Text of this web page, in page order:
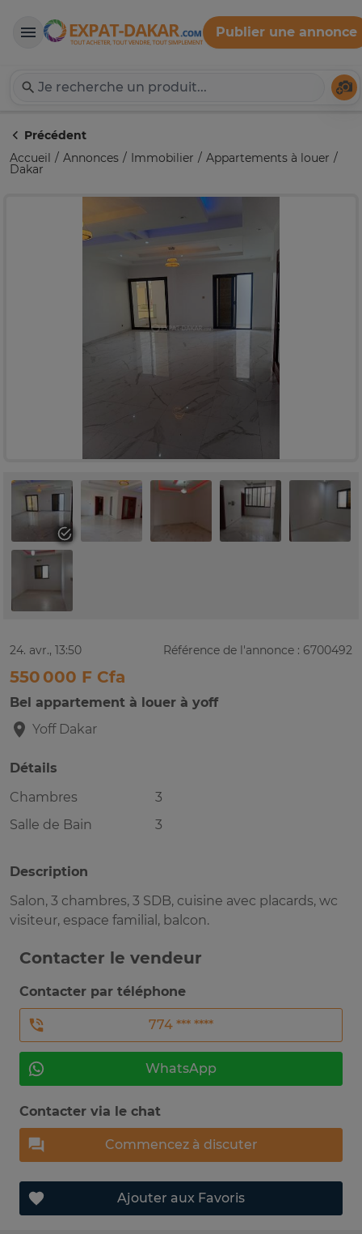
Expat-Dakar
Publier une annonce
Précédent
Accueil
Annonces Immobilier Appartements à louer
Dakar
24. avr., 13:50 Référence de l'annonce : 6700492
550 000 F Cfa
Bel appartement à louer à yoff
Yoff Dakar
Détails
Chambres
3
Salle de Bain
3
Description
Salon, 3 chambres, 3 SDB, cuisine avec placards, wc
visiteur, espace familial, balcon.
Contacter le vendeur
Contacter par téléphone
774 *** ****
WhatsApp
Contacter via le chat
Commencez à discuter
Ajouter aux Favoris